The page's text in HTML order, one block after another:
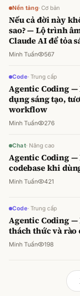
Nền tảng· Cơ bản
Nếu cả đời này
sao? — Lộ trình
Claude AI để tỏa
Minh Tuấn 567
Code· Trung cấp
Agentic Coding —
dụng sáng tạo,
workflow
Minh Tuấn 276
Chat· Nâng cao
Agentic Coding —
codebase khi
Minh Tuấn 421
Code· Trung cấp
Agentic Coding —
thách thức và
Minh Tuấn 198